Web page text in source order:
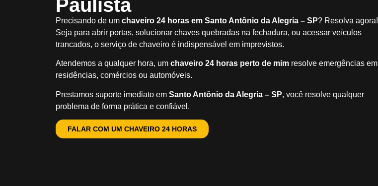
Paulista
Precisando de um chaveiro 24 horas em Santo Antônio da Alegria – SP? Resolva agora!
Seja para abrir portas, solucionar chaves quebradas na fechadura, ou acessar veículos
trancados, o serviço de chaveiro é indispensável em imprevistos.
Atendemos a qualquer hora, um chaveiro 24 horas perto de mim resolve emergências em
residências, comércios ou automóveis.
Prestamos suporte imediato em Santo Antônio da Alegria – SP, você resolve qualquer
problema de forma prática e confiável.
FALAR COM UM CHAVEIRO 24 HORAS